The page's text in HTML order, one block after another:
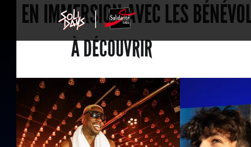
EN IMMERSION AVEC LES
À DÉCOUVRIR